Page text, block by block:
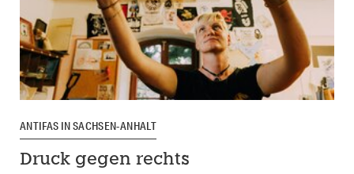
ANTIFAS IN SACHSEN-ANHALT
Druck gegen rechts